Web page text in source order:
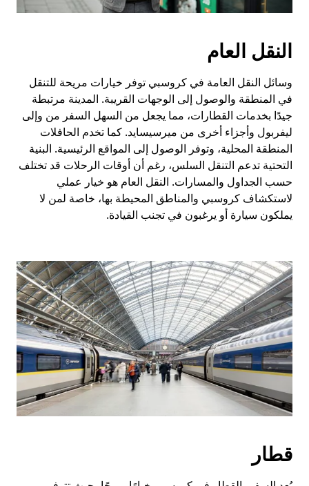
النقل العام
وسائل النقل العامة في كروسبي توفر خيارات مريحة للتنقل
في المنطقة والوصول إلى الوجهات القريبة. المدينة مرتبطة
جيدًا بخدمات القطارات، مما يجعل من السهل السفر من وإلى
ليفربول وأجزاء أخرى من ميرسيسايد. كما تخدم الحافلات
المنطقة المحلية، وتوفر الوصول إلى المواقع الرئيسية. البنية
التحتية تدعم التنقل السلس، رغم أن أوقات الرحلات قد تختلف
حسب الجداول والمسارات. النقل العام هو خيار عملي
لاستكشاف كروسبي والمناطق المحيطة بها، خاصة لمن لا
يملكون سيارة أو يرغبون في تجنب القيادة.
قطار